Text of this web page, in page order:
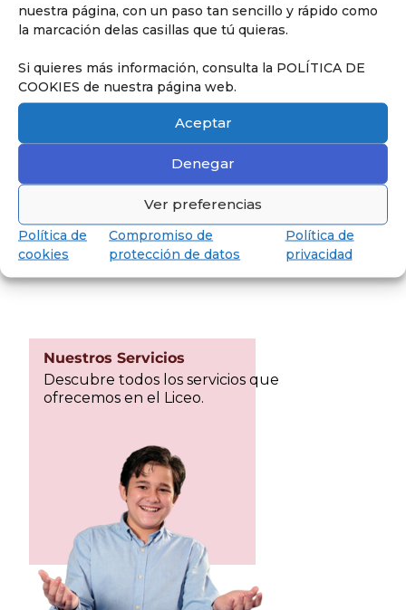
nuestra página, con un paso tan sencillo y rápido como
la marcación delas casillas que tú quieras.
Si quieres más información, consulta la POLÍTICA DE
COOKIES de nuestra página web.
Aceptar
Denegar
Ver preferencias
Política de
cookies
Compromiso de
protección de datos
Política de
privacidad
Descubrir
Nuestros Servicios
Descubre todos los servicios que
ofrecemos en el Liceo.